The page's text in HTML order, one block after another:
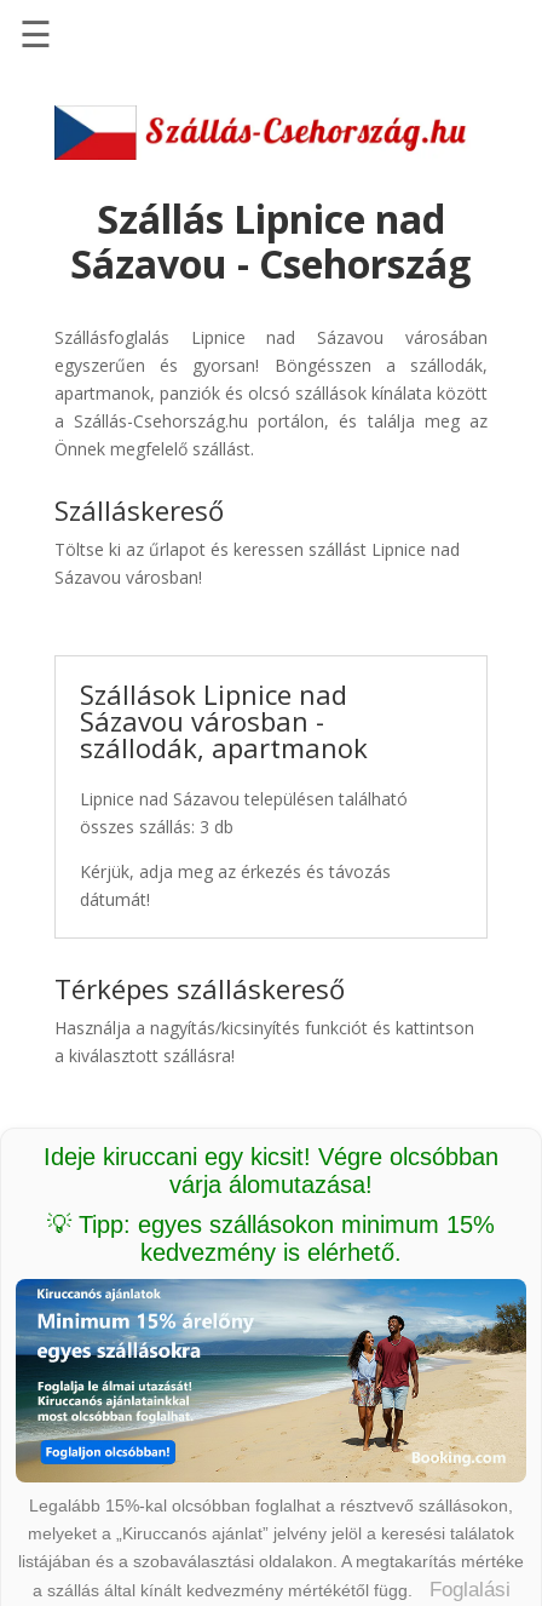
Szállások
Szállásinfo.eu
Repülőjegy
pénzvisszatérítéssel
Discover
Cars
Transzfer
Kiwi
Taxi
☰
Szállás Lipnice nad
Sázavou - Csehország
Szállásfoglalás Lipnice nad Sázavou városában
egyszerűen és gyorsan! Böngésszen a szállodák,
apartmanok, panziók és olcsó szállások kínálata között
a Szállás-Csehország.hu portálon, és találja meg az
Önnek megfelelő szállást.
Szálláskereső
Töltse ki az űrlapot és keressen szállást Lipnice nad
Sázavou városban!
Szállások Lipnice nad
Sázavou városban -
szállodák, apartmanok
Lipnice nad Sázavou településen található
összes szállás: 3 db
Kérjük, adja meg az érkezés és távozás
dátumát!
Térképes szálláskereső
Használja a nagyítás/kicsinyítés funkciót és kattintson
a kiválasztott szállásra!
Ideje kiruccani egy kicsit! Végre olcsóbban
várja álomutazása!
💡 Tipp: egyes szállásokon minimum 15%
kedvezmény is elérhető.
Legalább 15%-kal olcsóbban foglalhat a résztvevő szállásokon,
melyeket a „Kiruccanós ajánlat” jelvény jelöl a keresési találatok
listájában és a szobaválasztási oldalakon. A megtakarítás mértéke
a szállás által kínált kedvezmény mértékétől függ.
Foglalási